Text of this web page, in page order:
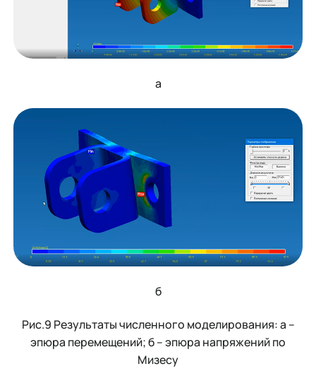
а
б
Рис.9 Результаты численного моделирования: а –
эпюра перемещений; б – эпюра напряжений по
Мизесу